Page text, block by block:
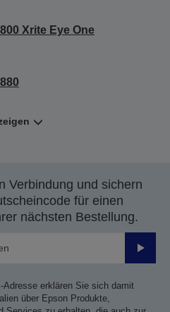
Xrite Eye One
Verbindung und sichern
für einen
nächsten Bestellung.
Adresse erklären Sie sich damit
über Epson Produkte,